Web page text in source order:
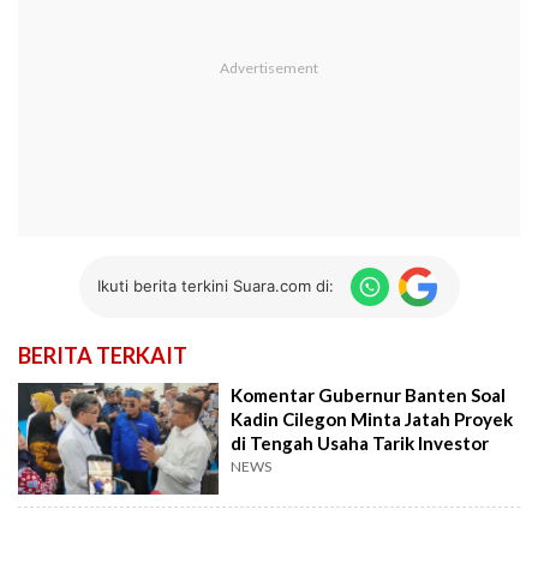
Ikuti berita terkini Suara.com di:
BERITA TERKAIT
Komentar Gubernur Banten Soal
Kadin Cilegon Minta Jatah Proyek
di Tengah Usaha Tarik Investor
NEWS